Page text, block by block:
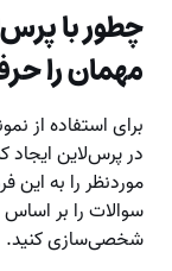
چطور با
مهمان را
برای استفاده از
در پرس‌لاین
موردنظر را به این
سوالات را بر
شخصی‌سازی کنید.